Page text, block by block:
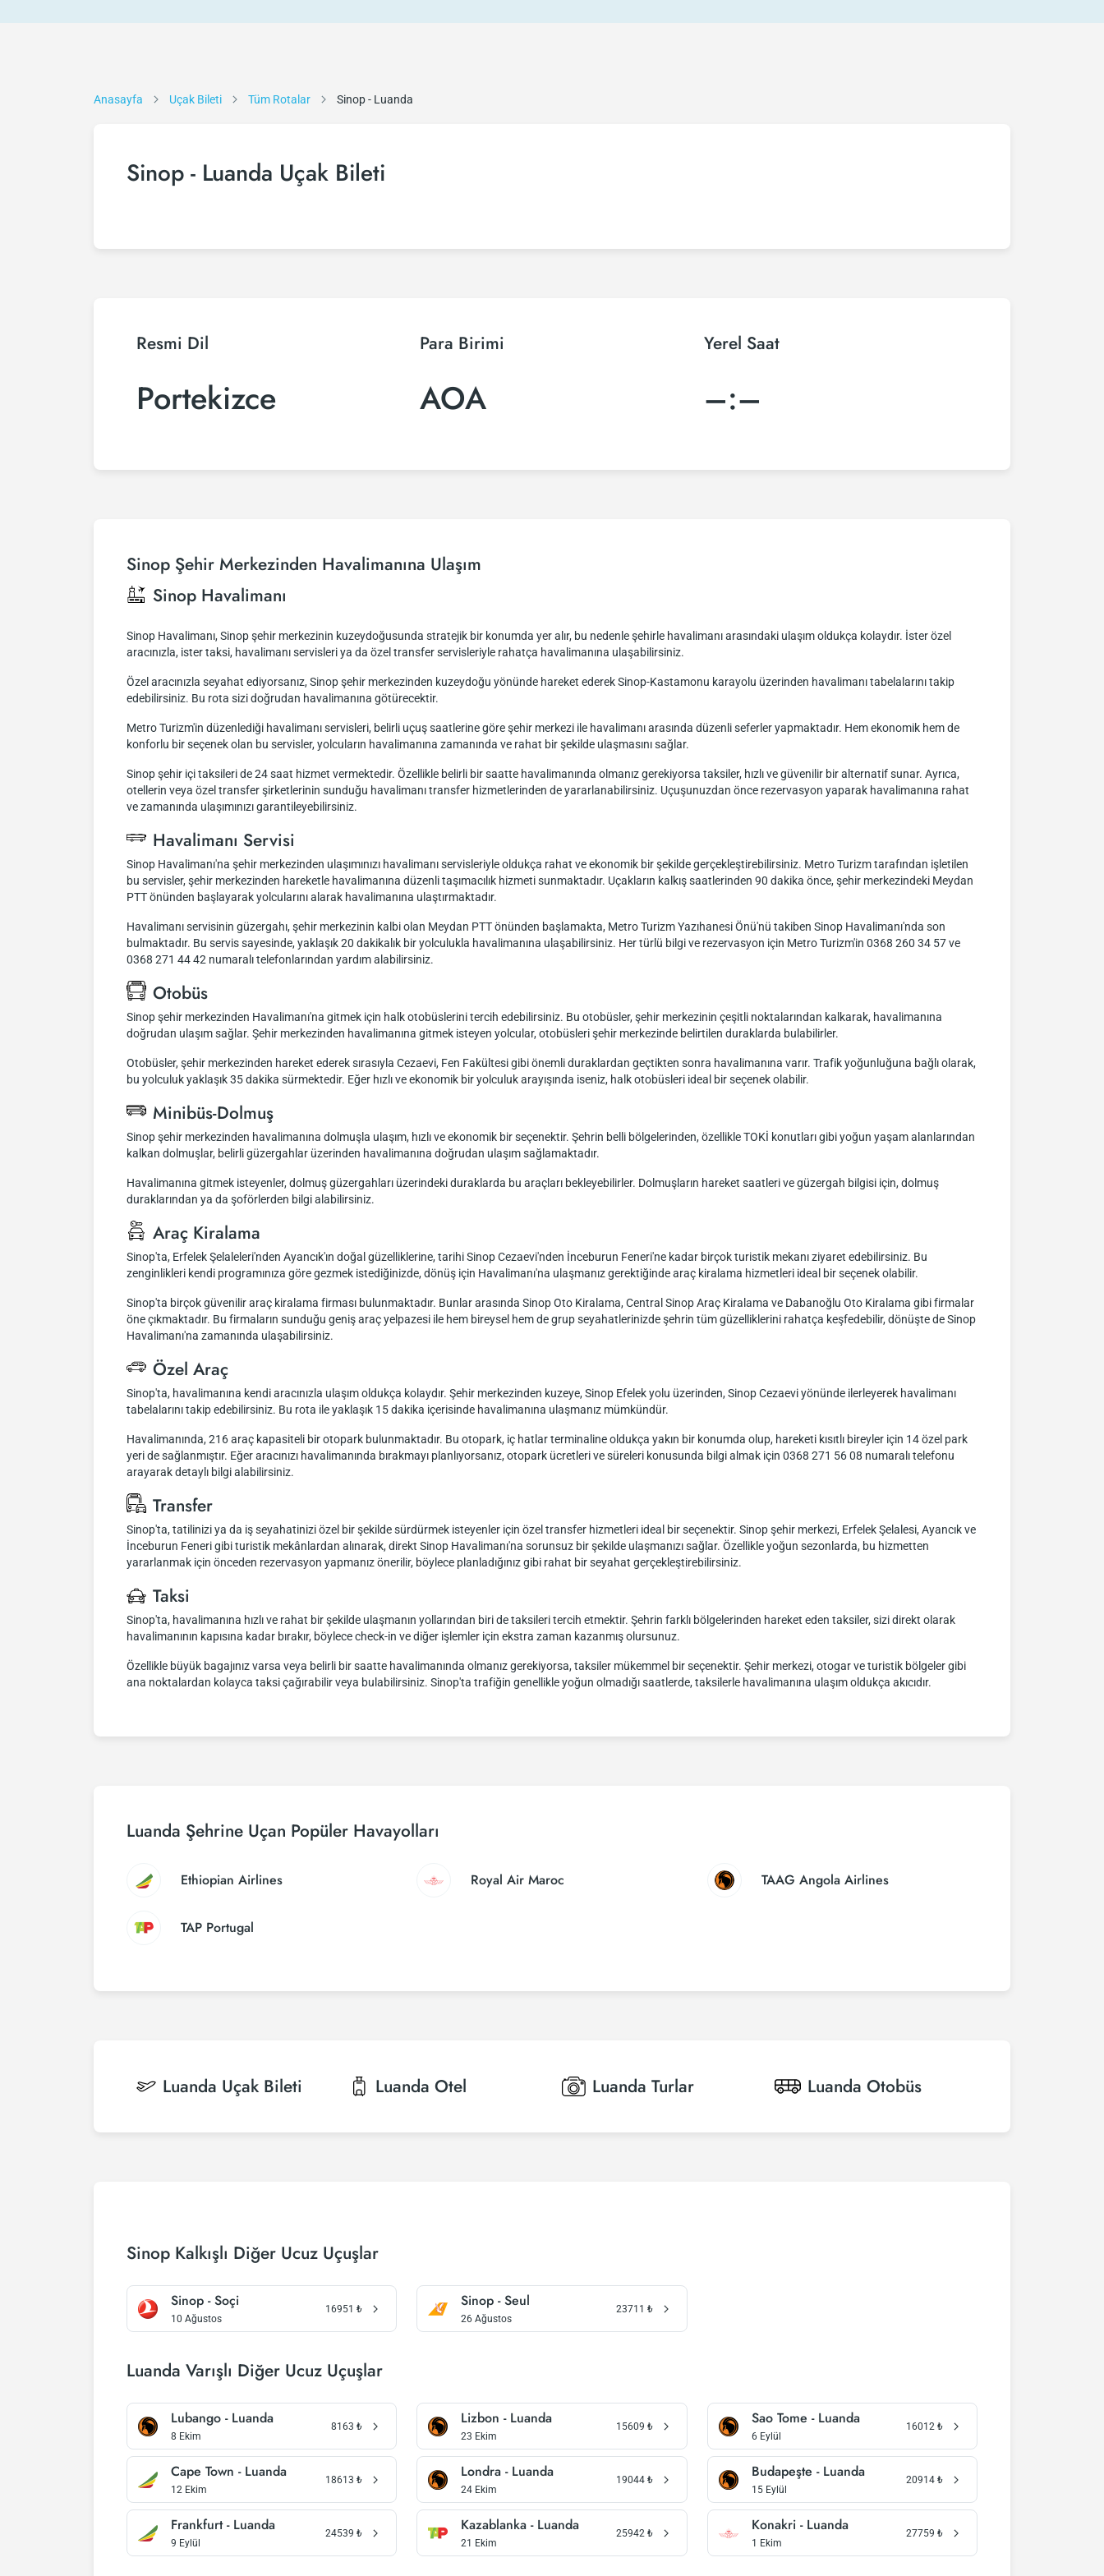
Anasayfa Uçak Bileti Tüm Rotalar Sinop - Luanda
Sinop - Luanda Uçak Bileti
Resmi Dil
Portekizce
Para Birimi
AOA
Yerel Saat
–:–
Sinop Şehir Merkezinden Havalimanına Ulaşım
Sinop Havalimanı
Sinop Havalimanı, Sinop şehir merkezinin kuzeydoğusunda stratejik bir konumda yer alır, bu nedenle şehirle havalimanı arasındaki ulaşım oldukça kolaydır. İster özel
aracınızla, ister taksi, havalimanı servisleri ya da özel transfer servisleriyle rahatça havalimanına ulaşabilirsiniz.
Özel aracınızla seyahat ediyorsanız, Sinop şehir merkezinden kuzeydoğu yönünde hareket ederek Sinop-Kastamonu karayolu üzerinden havalimanı tabelalarını takip
edebilirsiniz. Bu rota sizi doğrudan havalimanına götürecektir.
Metro Turizm'in düzenlediği havalimanı servisleri, belirli uçuş saatlerine göre şehir merkezi ile havalimanı arasında düzenli seferler yapmaktadır. Hem ekonomik hem de
konforlu bir seçenek olan bu servisler, yolcuların havalimanına zamanında ve rahat bir şekilde ulaşmasını sağlar.
Sinop şehir içi taksileri de 24 saat hizmet vermektedir. Özellikle belirli bir saatte havalimanında olmanız gerekiyorsa taksiler, hızlı ve güvenilir bir alternatif sunar. Ayrıca,
otellerin veya özel transfer şirketlerinin sunduğu havalimanı transfer hizmetlerinden de yararlanabilirsiniz. Uçuşunuzdan önce rezervasyon yaparak havalimanına rahat
ve zamanında ulaşımınızı garantileyebilirsiniz.
Havalimanı Servisi
Sinop Havalimanı'na şehir merkezinden ulaşımınızı havalimanı servisleriyle oldukça rahat ve ekonomik bir şekilde gerçekleştirebilirsiniz. Metro Turizm tarafından işletilen
bu servisler, şehir merkezinden hareketle havalimanına düzenli taşımacılık hizmeti sunmaktadır. Uçakların kalkış saatlerinden 90 dakika önce, şehir merkezindeki Meydan
PTT önünden başlayarak yolcularını alarak havalimanına ulaştırmaktadır.
Havalimanı servisinin güzergahı, şehir merkezinin kalbi olan Meydan PTT önünden başlamakta, Metro Turizm Yazıhanesi Önü'nü takiben Sinop Havalimanı'nda son
bulmaktadır. Bu servis sayesinde, yaklaşık 20 dakikalık bir yolculukla havalimanına ulaşabilirsiniz. Her türlü bilgi ve rezervasyon için Metro Turizm'in 0368 260 34 57 ve
0368 271 44 42 numaralı telefonlarından yardım alabilirsiniz.
Otobüs
Sinop şehir merkezinden Havalimanı'na gitmek için halk otobüslerini tercih edebilirsiniz. Bu otobüsler, şehir merkezinin çeşitli noktalarından kalkarak, havalimanına
doğrudan ulaşım sağlar. Şehir merkezinden havalimanına gitmek isteyen yolcular, otobüsleri şehir merkezinde belirtilen duraklarda bulabilirler.
Otobüsler, şehir merkezinden hareket ederek sırasıyla Cezaevi, Fen Fakültesi gibi önemli duraklardan geçtikten sonra havalimanına varır. Trafik yoğunluğuna bağlı olarak,
bu yolculuk yaklaşık 35 dakika sürmektedir. Eğer hızlı ve ekonomik bir yolculuk arayışında iseniz, halk otobüsleri ideal bir seçenek olabilir.
Minibüs-Dolmuş
Sinop şehir merkezinden havalimanına dolmuşla ulaşım, hızlı ve ekonomik bir seçenektir. Şehrin belli bölgelerinden, özellikle TOKİ konutları gibi yoğun yaşam alanlarından
kalkan dolmuşlar, belirli güzergahlar üzerinden havalimanına doğrudan ulaşım sağlamaktadır.
Havalimanına gitmek isteyenler, dolmuş güzergahları üzerindeki duraklarda bu araçları bekleyebilirler. Dolmuşların hareket saatleri ve güzergah bilgisi için, dolmuş
duraklarından ya da şoförlerden bilgi alabilirsiniz.
Araç Kiralama
Sinop'ta, Erfelek Şelaleleri'nden Ayancık'ın doğal güzelliklerine, tarihi Sinop Cezaevi'nden İnceburun Feneri'ne kadar birçok turistik mekanı ziyaret edebilirsiniz. Bu
zenginlikleri kendi programınıza göre gezmek istediğinizde, dönüş için Havalimanı'na ulaşmanız gerektiğinde araç kiralama hizmetleri ideal bir seçenek olabilir.
Sinop'ta birçok güvenilir araç kiralama firması bulunmaktadır. Bunlar arasında Sinop Oto Kiralama, Central Sinop Araç Kiralama ve Dabanoğlu Oto Kiralama gibi firmalar
öne çıkmaktadır. Bu firmaların sunduğu geniş araç yelpazesi ile hem bireysel hem de grup seyahatlerinizde şehrin tüm güzelliklerini rahatça keşfedebilir, dönüşte de Sinop
Havalimanı'na zamanında ulaşabilirsiniz.
Özel Araç
Sinop'ta, havalimanına kendi aracınızla ulaşım oldukça kolaydır. Şehir merkezinden kuzeye, Sinop Efelek yolu üzerinden, Sinop Cezaevi yönünde ilerleyerek havalimanı
tabelalarını takip edebilirsiniz. Bu rota ile yaklaşık 15 dakika içerisinde havalimanına ulaşmanız mümkündür.
Havalimanında, 216 araç kapasiteli bir otopark bulunmaktadır. Bu otopark, iç hatlar terminaline oldukça yakın bir konumda olup, hareketi kısıtlı bireyler için 14 özel park
yeri de sağlanmıştır. Eğer aracınızı havalimanında bırakmayı planlıyorsanız, otopark ücretleri ve süreleri konusunda bilgi almak için 0368 271 56 08 numaralı telefonu
arayarak detaylı bilgi alabilirsiniz.
Transfer
Sinop'ta, tatilinizi ya da iş seyahatinizi özel bir şekilde sürdürmek isteyenler için özel transfer hizmetleri ideal bir seçenektir. Sinop şehir merkezi, Erfelek Şelalesi, Ayancık ve
İnceburun Feneri gibi turistik mekânlardan alınarak, direkt Sinop Havalimanı'na sorunsuz bir şekilde ulaşmanızı sağlar. Özellikle yoğun sezonlarda, bu hizmetten
yararlanmak için önceden rezervasyon yapmanız önerilir, böylece planladığınız gibi rahat bir seyahat gerçekleştirebilirsiniz.
Taksi
Sinop'ta, havalimanına hızlı ve rahat bir şekilde ulaşmanın yollarından biri de taksileri tercih etmektir. Şehrin farklı bölgelerinden hareket eden taksiler, sizi direkt olarak
havalimanının kapısına kadar bırakır, böylece check-in ve diğer işlemler için ekstra zaman kazanmış olursunuz.
Özellikle büyük bagajınız varsa veya belirli bir saatte havalimanında olmanız gerekiyorsa, taksiler mükemmel bir seçenektir. Şehir merkezi, otogar ve turistik bölgeler gibi
ana noktalardan kolayca taksi çağırabilir veya bulabilirsiniz. Sinop'ta trafiğin genellikle yoğun olmadığı saatlerde, taksilerle havalimanına ulaşım oldukça akıcıdır.
Luanda Şehrine Uçan Popüler Havayolları
Ethiopian Airlines Royal Air Maroc TAAG Angola Airlines
TAP Portugal
Luanda Uçak Bileti Luanda Otel Luanda Turlar Luanda Otobüs
Sinop Kalkışlı Diğer Ucuz Uçuşlar
Sinop - Soçi
10 Ağustos
16951 ₺ Sinop - Seul
26 Ağustos
23711 ₺
Luanda Varışlı Diğer Ucuz Uçuşlar
Lubango - Luanda
8 Ekim
8163 ₺ Lizbon - Luanda
23 Ekim
15609 ₺ Sao Tome - Luanda
6 Eylül
16012 ₺
Cape Town - Luanda
12 Ekim
18613 ₺ Londra - Luanda
24 Ekim
19044 ₺ Budapeşte - Luanda
15 Eylül
20914 ₺
Frankfurt - Luanda
9 Eylül
24539 ₺ Kazablanka - Luanda
21 Ekim
25942 ₺ Konakri - Luanda
1 Ekim
27759 ₺